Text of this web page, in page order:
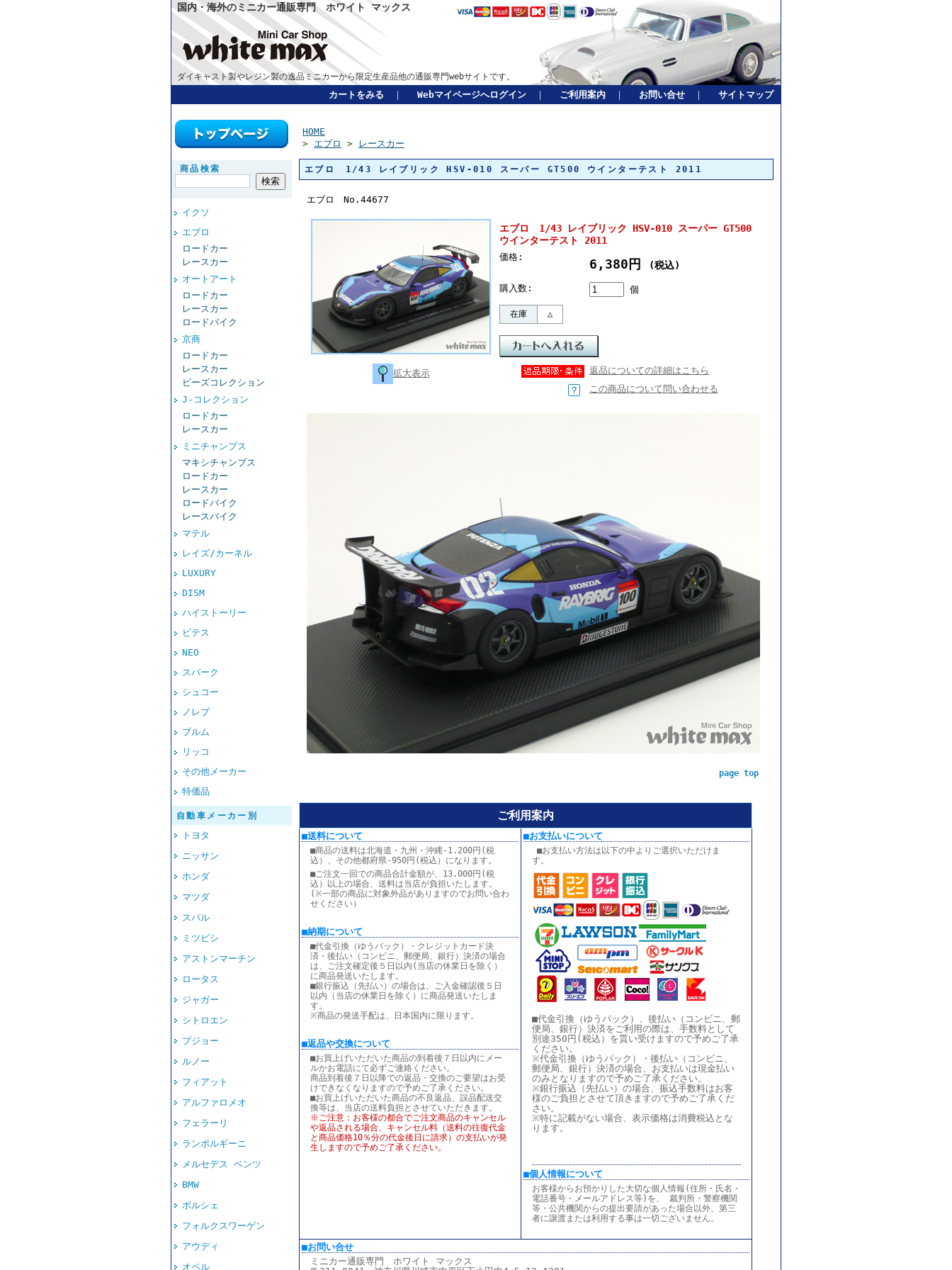
国内・海外のミニカー通販専門 ホワイト マックス
ダイキャスト製やレジン製の逸品ミニカーから限定生産品他の通販専門webサイトです。
カートをみる ｜ Webマイページへログイン ｜ ご利用案内 ｜ お問い合せ ｜ サイトマップ
商品検索
イクソ
エブロ
ロードカー
レースカー
オートアート
ロードカー
レースカー
ロードバイク
京商
ロードカー
レースカー
ビーズコレクション
J-コレクション
ロードカー
レースカー
ミニチャンプス
マキシチャンプス
ロードカー
レースカー
ロードバイク
レースバイク
マテル
レイズ/カーネル
LUXURY
DISM
ハイストーリー
ビテス
NEO
スパーク
シュコー
ノレブ
ブルム
リッコ
その他メーカー
特価品
自動車メーカー別
トヨタ
ニッサン
ホンダ
マツダ
スバル
ミツビシ
アストンマーチン
ロータス
ジャガー
シトロエン
プジョー
ルノー
フィアット
アルファロメオ
フェラーリ
ランボルギーニ
メルセデス ベンツ
BMW
ポルシェ
フォルクスワーゲン
アウディ
オペル
HOME
> エブロ > レースカー
エブロ 1/43 レイブリック HSV-010 スーパー GT500 ウインターテスト 2011
エブロ No.44677
拡大表示
エブロ 1/43 レイブリック HSV-010 スーパー GT500
ウインターテスト 2011
価格: 6,380円 (税込)
購入数: 個
在庫 △
返品についての詳細はこちら
この商品について問い合わせる
page top
ご利用案内
■送料について
■商品の送料は北海道・九州・沖縄-1.200円(税
込）、その他都府県-950円(税込）になります。
■ご注文一回での商品合計金額が、13.000円(税
込）以上の場合、送料は当店が負担いたします。
(※一部の商品に対象外品がありますのでお問い合わ
せください）
■納期について
■代金引換（ゆうパック）・クレジットカード決
済・後払い（コンビニ、郵便局、銀行）決済の場合
は、ご注文確定後５日以内(当店の休業日を除く）
に商品発送いたします。
■銀行振込（先払い）の場合は、ご入金確認後５日
以内（当店の休業日を除く）に商品発送いたしま
す。
※商品の発送手配は、日本国内に限ります。
■返品や交換について
■お買上げいただいた商品の到着後７日以内にメー
ルかお電話にて必ずご連絡ください。
商品到着後７日以降での返品・交換のご要望はお受
けできなくなりますので予めご了承ください。
■お買上げいただいた商品の不良返品、誤品配送交
換等は、当店の送料負担とさせていただきます。
※ご注意：お客様の都合でご注文商品のキャンセル
や返品される場合、キャンセル料（送料の往復代金
と商品価格10％分の代金後日に請求）の支払いが発
生しますので予めご了承ください。
■お支払いについて
■お支払い方法は以下の中よりご選択いただけま
す。
■代金引換（ゆうパック）、後払い（コンビニ、郵
便局、銀行）決済をご利用の際は、手数料として
別途350円(税込）を貰い受けますので予めご了承
ください。
※代金引換（ゆうパック）・後払い（コンビニ、
郵便局、銀行）決済の場合、お支払いは現金払い
のみとなりますので予めご了承ください。
※銀行振込（先払い）の場合、振込手数料はお客
様のご負担とさせて頂きますので予めご了承くだ
さい。
※特に記載がない場合、表示価格は消費税込とな
ります。
■個人情報について
お客様からお預かりした大切な個人情報(住所・氏名・
電話番号・メールアドレス等)を、 裁判所・警察機関
等・公共機関からの提出要請があった場合以外、第三
者に譲渡または利用する事は一切ございません。
■お問い合せ
ミニカー通販専門 ホワイト マックス